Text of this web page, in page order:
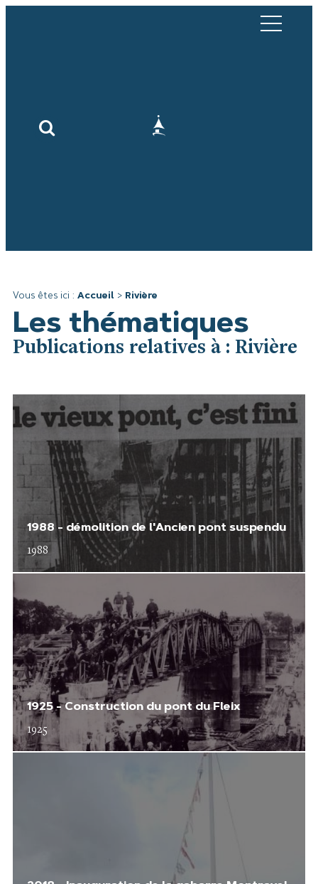
Vous êtes ici : Accueil > Rivière
Les thématiques
Publications relatives à : Rivière
1988 - démolition de l'Ancien pont suspendu
1988
1925 - Construction du pont du Fleix
1925